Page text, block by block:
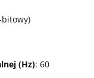
bitowy)
(Hz): 60